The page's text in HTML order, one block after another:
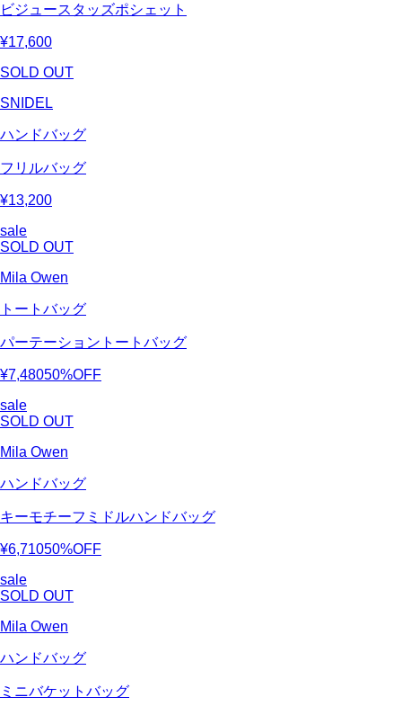
ビジュースタッズポシェット
¥17,600
SOLD OUT
SNIDEL
ハンドバッグ
フリルバッグ
¥13,200
sale
SOLD OUT
Mila Owen
トートバッグ
パーテーショントートバッグ
¥7,48050%OFF
sale
SOLD OUT
Mila Owen
ハンドバッグ
キーモチーフミドルハンドバッグ
¥6,71050%OFF
sale
SOLD OUT
Mila Owen
ハンドバッグ
ミニバケットバッグ